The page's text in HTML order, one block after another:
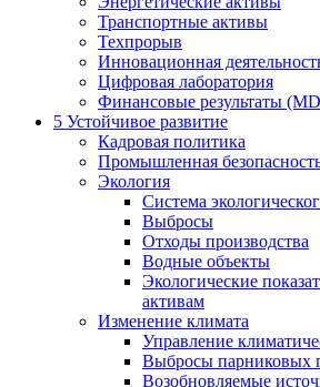
Транспортные активы
Техпрорыв
Инновационная
Цифровая лаборатория
Финансовые результаты
5 Устойчивое развитие
Кадровая политика
Промышленная
Экология
Система
Выбросы
Отходы производства
Водные объекты
Экологические
активам
Изменение климата
Управление
Выбросы парниковых
Возобновляемые